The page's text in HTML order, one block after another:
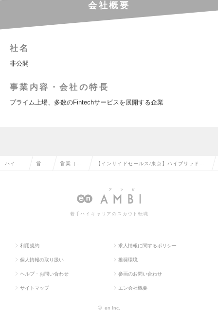
会社概要
社名
非公開
事業内容・会社の特長
プライム上場、多数のFintechサービスを展開する企業
ハイク 営業 営業（法 【インサイドセールス/東京】ハイブリッドワ
を提案の求人情報
若手ハイキャリアのスカウト転職
利用規約 求人情報に関するポリシー
個人情報の取り扱い 推奨環境
ヘルプ・お問い合わせ 参画のお問い合わせ
サイトマップ エン会社概要
© en Inc.